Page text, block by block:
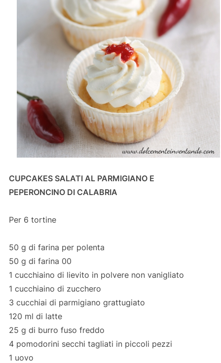
CUPCAKES SALATI AL PARMIGIANO E
PEPERONCINO DI CALABRIA
Per 6 tortine
50 g di farina per polenta
50 g di farina 00
1 cucchiaino di lievito in polvere non vanigliato
1 cucchiaino di zucchero
3 cucchiai di parmigiano grattugiato
120 ml di latte
25 g di burro fuso freddo
4 pomodorini secchi tagliati in piccoli pezzi
1 uovo